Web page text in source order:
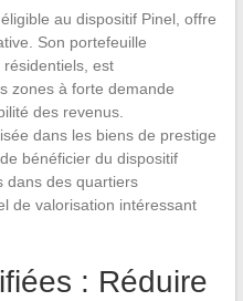
au dispositif Pinel, offre
Son portefeuille
est
zones à forte demande
des revenus.
dans les biens de prestige
bénéficier du dispositif
dans des quartiers
de valorisation intéressant
: Réduire